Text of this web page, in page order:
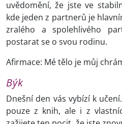
uvědomění, že jste ve
kde jeden z partnerů je
zralého a spolehlivého
postarat se o svou rodinu.
Afirmace: Mé tělo je můj
Býk
Dnešní den vás vybízí k
pouze z knih, ale i z